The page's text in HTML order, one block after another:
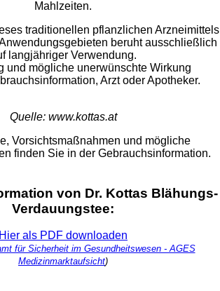
Mahlzeiten.
traditionellen pflanzlichen Arzneimittels
beruht ausschließlich
langjähriger Verwendung.
und mögliche unerwünschte Wirkung
Arzt oder Apotheker.
Quelle: www.kottas.at
Vorsichtsmaßnahmen und mögliche
finden Sie in der Gebrauchsinformation.
von Dr. Kottas Blähungs-
Verdauungstee:
Hier als PDF downloaden
für Sicherheit im Gesundheitswesen - AGES
Medizinmarktaufsicht)